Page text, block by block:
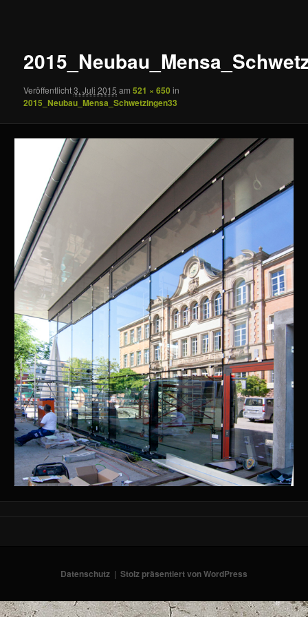
Veröffentlicht3. Juli 2015 am521 × 650in
2015_Neubau_Mensa_Schwetzingen33
Datenschutz Stolz präsentiert von WordPress